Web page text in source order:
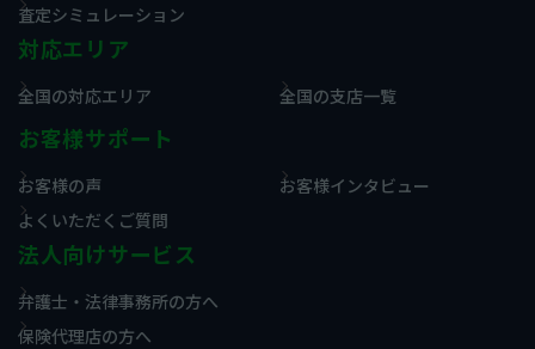
査定シミュレーション
対応エリア
全国の対応エリア 全国の支店一覧
お客様サポート
お客様の声
お客様インタビュー
よくいただくご質問
法人向けサービス
弁護士・法律事務所の方へ
保険代理店の方へ